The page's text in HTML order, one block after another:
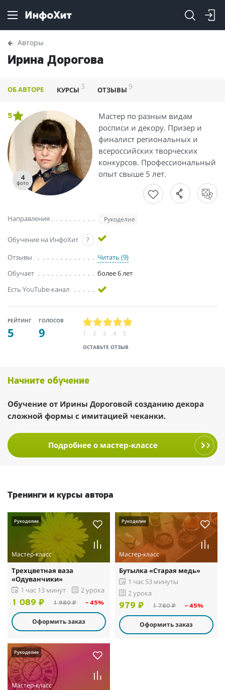
Авторы
Ирина Дорогова
ОБ АВТОРЕ КУРСЫ 3 ОТЗЫВЫ 9
4
фото
5
Мастер по разным видам
росписи и декору. Призер и
финалист региональных и
всероссийских творческих
конкурсов. Профессиональный
опыт свыше 5 лет.
Направления Рукоделие
Обучение на ИнфоХит
?
Отзывы
Читать (9)
Обучает
более 6 лет
Есть YouTube-канал
РЕЙТИНГ
5
ГОЛОСОВ
9
ОСТАВЬТЕ ОТЗЫВ
1 2 3 4 5
Начните обучение
Обучение от Ирины Дороговой созданию декора
сложной формы с имитацией чеканки.
Подробнее о мастер-классе
Тренинги и курсы автора
Рукоделие
Мастер-класс
Трехцветная ваза
«Одуванчики»
1 час 13 минут 2 урока
1 089 ₽ 1 980 ₽ – 45%
Оформить заказ
Рукоделие
Мастер-класс
Бутылка «Старая медь»
1 час 53 минуты
2 урока
979 ₽ 1 780 ₽ – 45%
Оформить заказ
Рукоделие
Мастер-класс